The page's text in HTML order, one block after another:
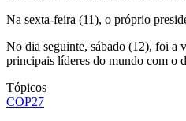
Na sexta-feira (11), o próprio
No dia seguinte, sábado (12), foi a
principais líderes do mundo com o
Tópicos
COP27